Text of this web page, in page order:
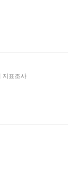
지표조사